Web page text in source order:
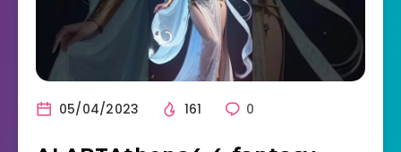
05/04/2023 161 0